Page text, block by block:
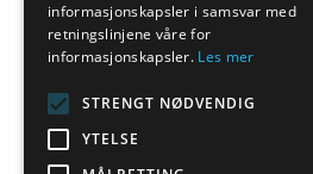
DETALJER
Varenummer
Beskrivelse
informasjonskapsler i samsvar med
retningslinjene våre for
informasjonskapsler. Les mer
STRENGT NØDVENDIG
YTELSE